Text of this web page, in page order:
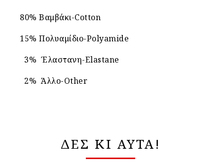
80% Βαμβάκι-Cotton
15% Πολυαμίδιο-Polyamide
3% Έλαστανη-Elastane
2% Άλλο-Other
ΔΕΣ ΚΙ ΑΥΤΑ!